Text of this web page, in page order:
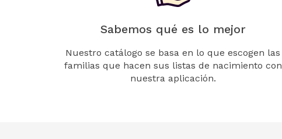
Sabemos qué es lo mejor
Nuestro catálogo se basa en lo que escogen las
familias que hacen sus listas de nacimiento con
nuestra aplicación.